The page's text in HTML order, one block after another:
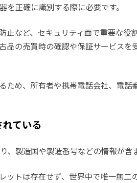
を正確に識別する際に必要です。
止など、セキュリティ面で重要な役
品の売買時の確認や保証サービスを
ため、所有者や携帯電話会社、電話
ている
、製造国や製造番号などの情報が含
ットは存在せず、世界中で唯一無二